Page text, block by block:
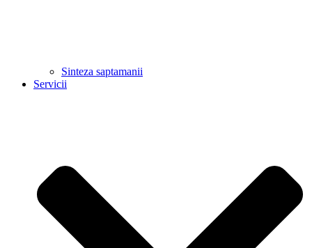
Sinteza saptamanii
Servicii